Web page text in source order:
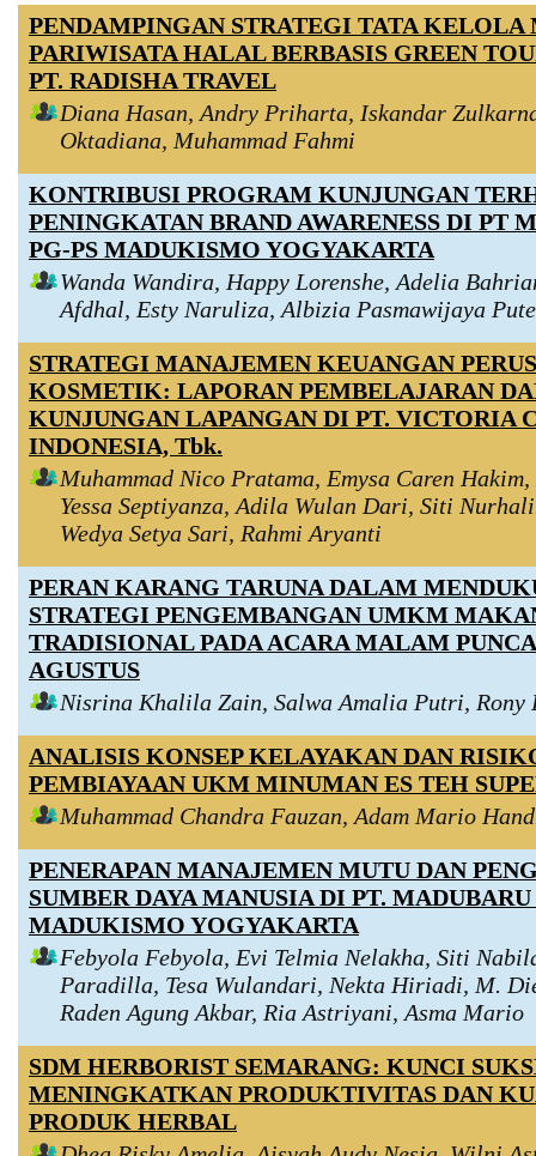
PENDAMPINGAN STRATEGI TATA KELOLA
PARIWISATA HALAL BERBASIS GREEN
PT. RADISHA TRAVEL
Diana Hasan, Andry Priharta, Iskandar
Oktadiana, Muhammad Fahmi
KONTRIBUSI PROGRAM KUNJUNGAN
PENINGKATAN BRAND AWARENESS DI PT
PG-PS MADUKISMO YOGYAKARTA
Wanda Wandira, Happy Lorenshe, Adelia
Afdhal, Esty Naruliza, Albizia Pasmawijaya
STRATEGI MANAJEMEN KEUANGAN
KOSMETIK: LAPORAN PEMBELAJARAN
KUNJUNGAN LAPANGAN DI PT. VICTORIA
INDONESIA, Tbk.
Muhammad Nico Pratama, Emysa Caren
Yessa Septiyanza, Adila Wulan Dari, Siti
Wedya Setya Sari, Rahmi Aryanti
PERAN KARANG TARUNA DALAM
STRATEGI PENGEMBANGAN UMKM
TRADISIONAL PADA ACARA MALAM
AGUSTUS
Nisrina Khalila Zain, Salwa Amalia Putri, Rony
ANALISIS KONSEP KELAYAKAN DAN
PEMBIAYAAN UKM MINUMAN ES TEH
Muhammad Chandra Fauzan, Adam Mario
PENERAPAN MANAJEMEN MUTU DAN
SUMBER DAYA MANUSIA DI PT. MADUBARU
MADUKISMO YOGYAKARTA
Febyola Febyola, Evi Telmia Nelakha, Siti
Paradilla, Tesa Wulandari, Nekta Hiriadi, M.
Raden Agung Akbar, Ria Astriyani, Asma Mario
SDM HERBORIST SEMARANG: KUNCI
MENINGKATKAN PRODUKTIVITAS DAN
PRODUK HERBAL